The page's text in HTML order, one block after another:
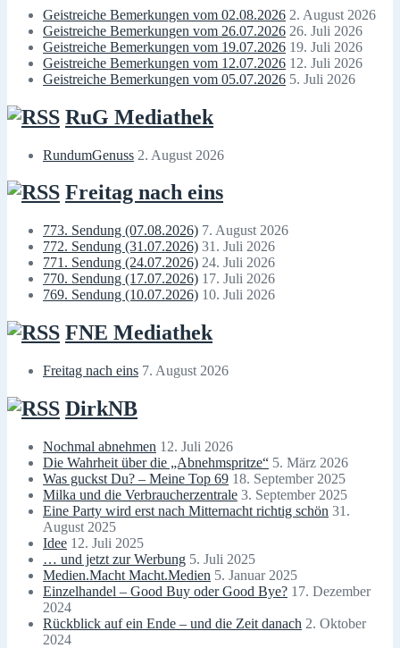
Geistreiche Bemerkungen vom 02.08.2026 2. August 2026
Geistreiche Bemerkungen vom 26.07.2026 26. Juli 2026
Geistreiche Bemerkungen vom 19.07.2026 19. Juli 2026
Geistreiche Bemerkungen vom 12.07.2026 12. Juli 2026
Geistreiche Bemerkungen vom 05.07.2026 5. Juli 2026
RuG Mediathek
RundumGenuss 2. August 2026
Freitag nach eins
773. Sendung (07.08.2026) 7. August 2026
772. Sendung (31.07.2026) 31. Juli 2026
771. Sendung (24.07.2026) 24. Juli 2026
770. Sendung (17.07.2026) 17. Juli 2026
769. Sendung (10.07.2026) 10. Juli 2026
FNE Mediathek
Freitag nach eins 7. August 2026
DirkNB
Nochmal abnehmen 12. Juli 2026
Die Wahrheit über die „Abnehmspritze“ 5. März 2026
Was guckst Du? – Meine Top 69 18. September 2025
Milka und die Verbraucherzentrale 3. September 2025
Eine Party wird erst nach Mitternacht richtig schön 31.
August 2025
Idee 12. Juli 2025
… und jetzt zur Werbung 5. Juli 2025
Medien.Macht Macht.Medien 5. Januar 2025
Einzelhandel – Good Buy oder Good Bye? 17. Dezember
2024
Rückblick auf ein Ende – und die Zeit danach 2. Oktober
2024